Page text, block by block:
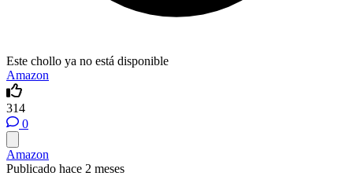
Este chollo ya no está disponible
Amazon
314
0
Amazon
Publicado hace 2 meses